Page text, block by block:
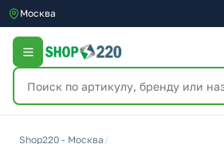
Москва
Shop220 - Москва /